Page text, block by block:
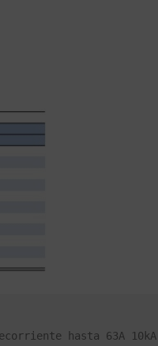
hasta 63A 10kA